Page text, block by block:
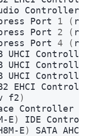
Controller
Port 1 ( rev
Port 2 ( rev
Port 4 ( rev
UHCI Controller
UHCI Controller
UHCI Controller
EHCI Controller
f2)
Controller
E) IDE Controller
E) SATA AHCI